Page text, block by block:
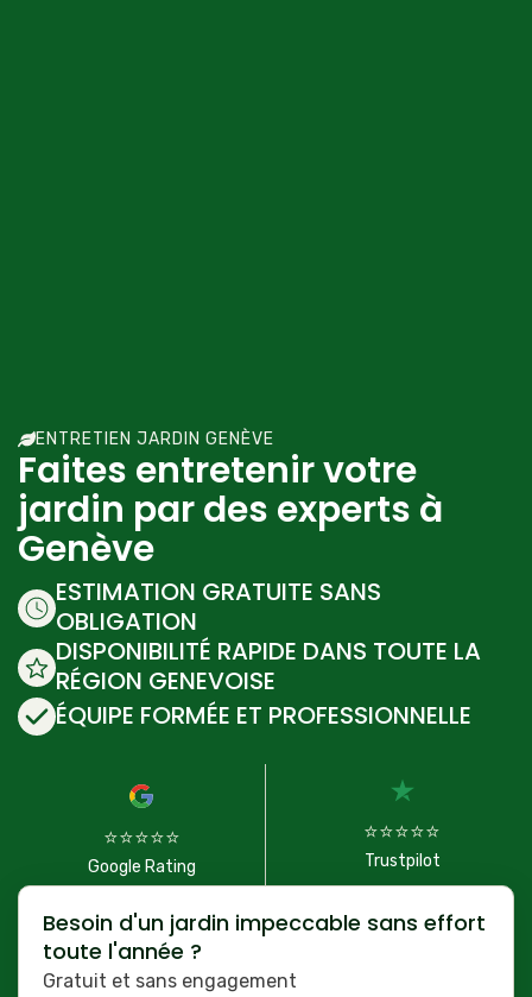
ENTRETIEN JARDIN GENÈVE
Faites entretenir votre
jardin par des experts à
Genève
ESTIMATION GRATUITE SANS
OBLIGATION
DISPONIBILITÉ RAPIDE DANS TOUTE LA
RÉGION GENEVOISE
ÉQUIPE FORMÉE ET PROFESSIONNELLE
⭐⭐⭐⭐⭐
Google Rating
⭐⭐⭐⭐⭐
Trustpilot
Besoin d'un jardin impeccable sans effort
toute l'année ?
Gratuit et sans engagement